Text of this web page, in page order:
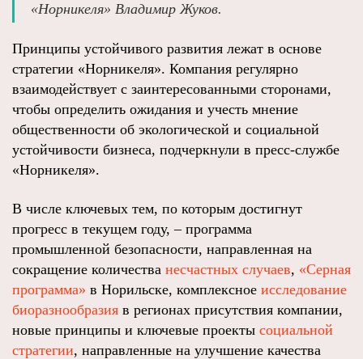
«Норникеля» Владимир Жуков.
Принципы устойчивого развития лежат в основе
стратегии «Норникеля». Компания регулярно
взаимодействует с заинтересованными сторонами,
чтобы определить ожидания и учесть мнение
общественности об экологической и социальной
устойчивости бизнеса, подчеркнули в пресс-службе
«Норникеля».
В числе ключевых тем, по которым достигнут
прогресс в текущем году, – программа
промышленной безопасности, направленная на
сокращение количества несчастных случаев, «Серная
программа» в Норильске, комплексное исследование
биоразнообразия в регионах присутствия компании,
новые принципы и ключевые проекты социальной
стратегии, направленные на улучшение качества